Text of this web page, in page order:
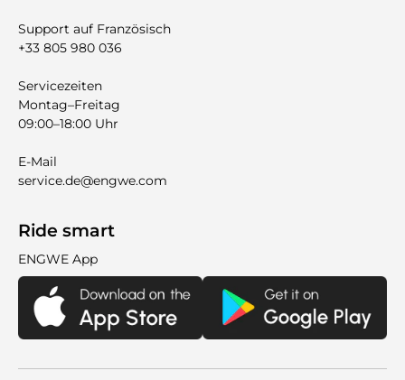
Support auf Französisch
+33 805 980 036
Servicezeiten
Montag–Freitag
09:00–18:00 Uhr
E-Mail
service.de@engwe.com
Ride smart
ENGWE App